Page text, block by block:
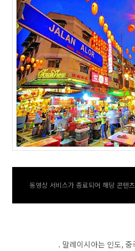
동영상 서비스가 종료되어 해당 콘텐
. 말레이시아는 인도,